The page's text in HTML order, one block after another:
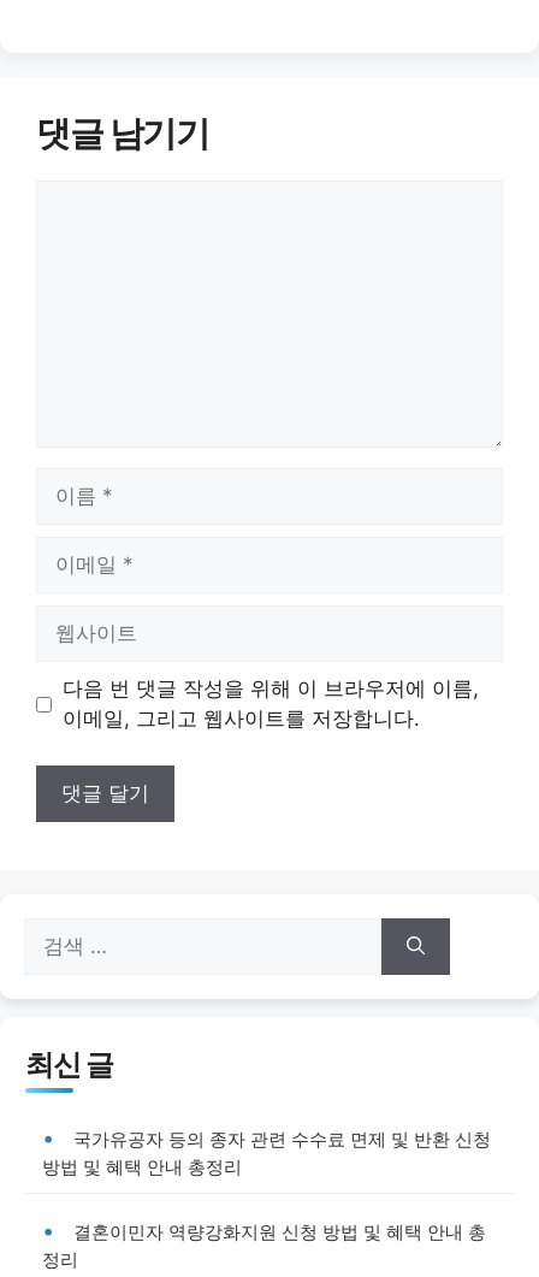
댓글 남기기
트
다음 번 댓글 작성을 위해 이 브라우저에 이름,
이메일, 그리고 웹사이트를 저장합니다.
색:
최신 글
국가유공자 등의 종자 관련 수수료 면제 및 반환 신청
방법 및 혜택 안내 총정리
결혼이민자 역량강화지원 신청 방법 및 혜택 안내 총
정리